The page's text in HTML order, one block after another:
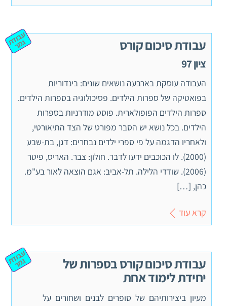
עבודת סיכום קורס
ציון 97
ע
ב
וד
ת ג
מ
ר
העבודה עוסקת בארבעה נושאים שונים: בינדוריות
בפואטיקה של ספרות הילדים. פסיכולוגיה בספרות הילדים.
ספרות הילדים הפופולארית. פוסט מודרניות בספרות
הילדים. בכל נושא יש הסבר מפורט של הצד התיאורטי,
ולאחריו הדגמה על פי ספרי ילדים נבחרים: דגן, בת-שבע
(2000). לו הכוכבים ידעו לדבר. חולון: צבר. האריס, פיטר
(2006). שודדי הלילה. תל-אביב: אגם הוצאה לאור בע"מ.
כהן, […]
קרא עוד
עבודת סיכום קורס בספרות של
יחידת לימוד אחת
ע
ב
וד
ת ג
מ
ר
מעיון ביצירותיהם של סופרים לבנים ושחורים על